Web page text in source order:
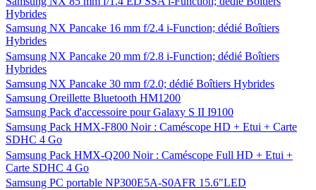
Hybrides
Samsung NX Pancake 16 mm f/2.4 i-Function; dédié Boîtiers
Hybrides
Samsung NX Pancake 20 mm f/2.8 i-Function; dédié Boîtiers
Hybrides
Samsung NX Pancake 30 mm f/2.0; dédié Boîtiers Hybrides
Samsung Oreillette Bluetooth HM1200
Samsung Pack d'accessoire pour Galaxy S II I9100
Samsung Pack HMX-F800 Noir : Caméscope HD + Etui + Carte
SDHC 4 Go
Samsung Pack HMX-Q200 Noir : Caméscope Full HD + Etui +
Carte SDHC 4 Go
Samsung PC portable NP300E5A-S0AFR 15.6"LED